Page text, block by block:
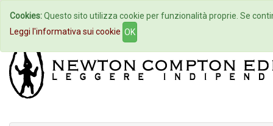
Home Autori Eventi
Cookies:Questo sito utilizza cookie per funzionalità proprie. Se
Leggi l'informativa sui cookie OK